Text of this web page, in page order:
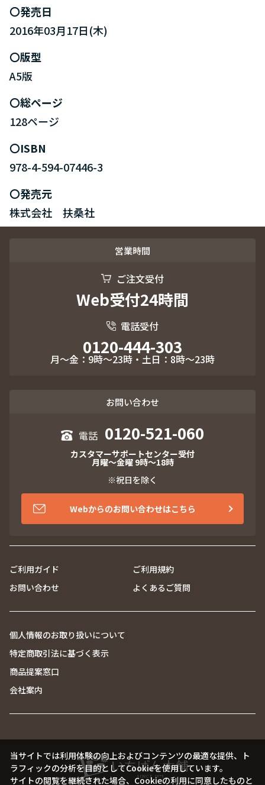
発売日
2016年03月17日(木)
版型
A5版
総ページ
128ページ
ISBN
978-4-594-07446-3
発売元
株式会社 扶桑社
営業時間
ご注文受付
Web受付24時間
電話受付
0120-444-303
月～金：9時～23時・土日：8時～23時
お問い合わせ
0120-521-060
カスタマーサポートセンター受付
月曜～金曜 9時～18時
※祝日を除く
Webからのお問い合わせはこちら
ご利用ガイド
ご利用規約
お問い合わせ
よくあるご質問
個人情報のお取り扱いについて
特定商取引法に基づく表示
商品提案窓口
会社案内
当サイトでは利用体験の向上およびコンテンツの最適な提供、ト
ラフィックの分析を目的としてCookieを使用しています。
サイトの閲覧を継続された場合、Cookieの利用に同意したものと